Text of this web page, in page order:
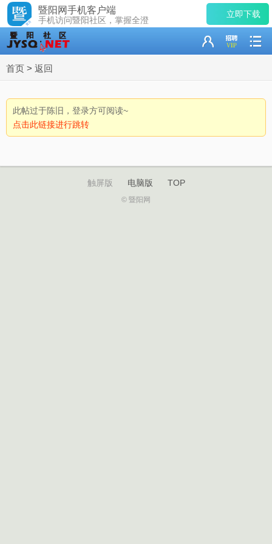
暨阳网手机客户端
手机访问暨阳社区，掌握全澄
立即下载
首页 > 返回
此帖过于陈旧，登录方可阅读~
点击此链接进行跳转
触屏版 电脑版 TOP
© 暨阳网